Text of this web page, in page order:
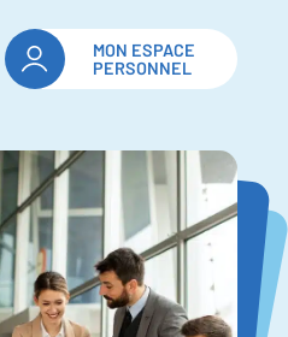
MON ESPACE
PERSONNEL